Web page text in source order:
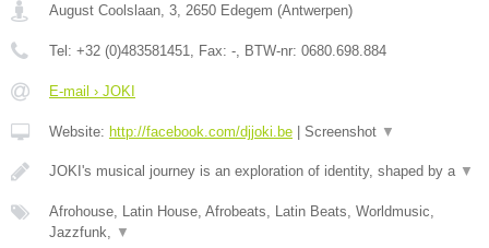
August Coolslaan, 3, 2650 Edegem (Antwerpen)
Tel: +32 (0)483581451, Fax: -, BTW-nr: 0680.698.884
E-mail › JOKI
Website: http://facebook.com/djjoki.be Screenshot ▼
JOKI's musical journey is an exploration of identity, shaped by a ▼
Afrohouse, Latin House, Afrobeats, Latin Beats, Worldmusic,
Jazzfunk, ▼